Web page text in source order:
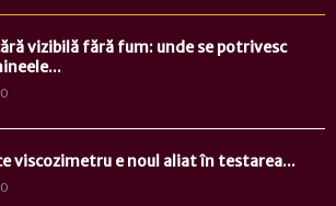
vizibilă fără fum: unde se potrivesc
0
viscozimetru e noul aliat în testarea...
0